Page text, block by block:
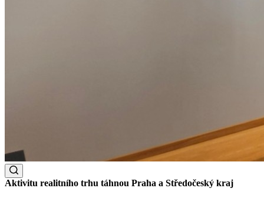
Aktivitu realitního trhu táhnou Praha a Středočeský kraj